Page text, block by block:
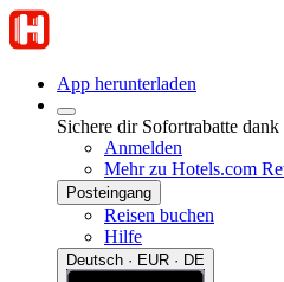
App herunterladen
Sichere dir Sofortrabatte
Anmelden
Mehr zu Hotels.com
Posteingang
Reisen buchen
Hilfe
Deutsch · EUR · DE